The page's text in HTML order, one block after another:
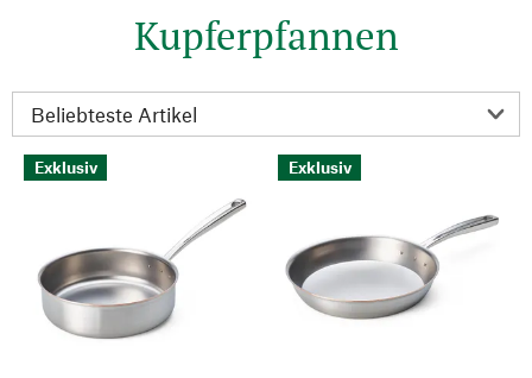
Kupferpfannen
Exklusiv Exklusiv